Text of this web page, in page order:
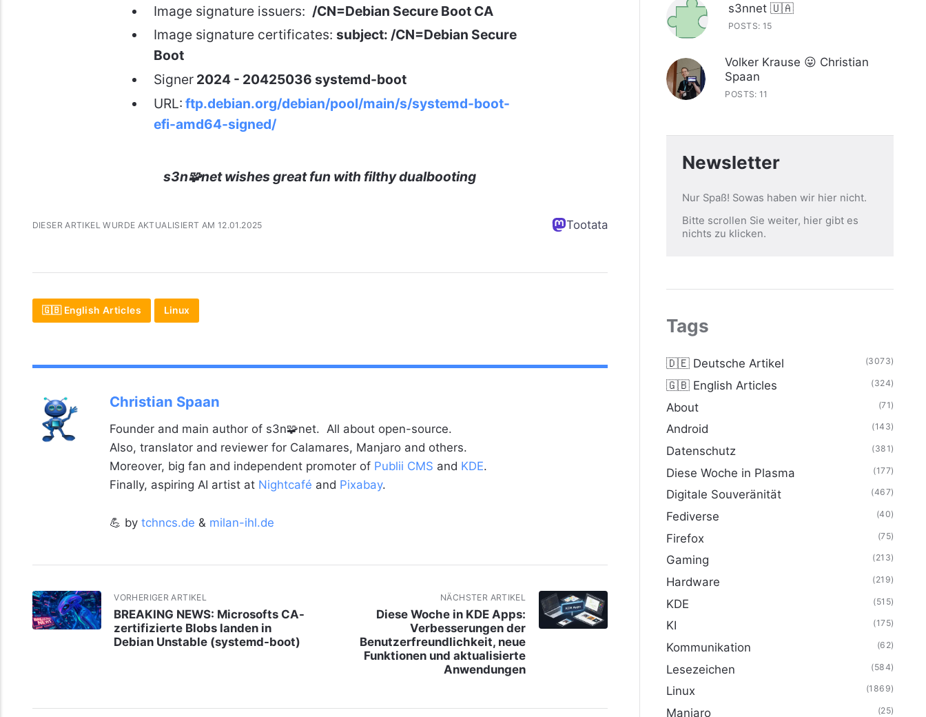
Image signature issuers: /CN=Debian Secure BootCA
Image signature certificates: subject: /CN=Debian Secure
Boot
Signer2024 - 20425036 systemd-boot
URL: ftp.debian.org/debian/pool/main/s/systemd-boot-
efi-amd64-signed/
s3n🧩net wishes great fun with filthy dualbooting
DIESER ARTIKEL WURDE AKTUALISIERT AM 12.01.2025 Tootata
🇬🇧 English Articles Linux
Christian Spaan
Founder and main author of s3n🧩net. All about open-source.
Also, translator and reviewer for Calamares, Manjaro and others.
Moreover, big fan and independent promoter of Publii CMS and KDE.
Finally, aspiring AI artist at Nightcafé and Pixabay.
💪 by tchncs.de & milan-ihl.de
VORHERIGER ARTIKEL
BREAKING NEWS: Microsofts CA-
zertifizierte Blobs landen in
Debian Unstable (systemd-boot)
NÄCHSTER ARTIKEL
Diese Woche in KDE Apps:
Verbesserungen der
Benutzerfreundlichkeit, neue
Funktionen und aktualisierte
Anwendungen
s3nnet 🇺🇦
POSTS: 15
Volker Krause 😛 Christian
Spaan
POSTS: 11
Newsletter
Nur Spaß! Sowas haben wir hier nicht.
Bitte scrollen Sie weiter, hier gibt es
nichts zu klicken.
Tags
🇩🇪 Deutsche Artikel (3073)
🇬🇧 English Articles (324)
About (71)
Android (143)
Datenschutz (381)
Diese Woche in Plasma (177)
Digitale Souveränität (467)
Fediverse (40)
Firefox (75)
Gaming (213)
Hardware (219)
KDE (515)
KI (175)
Kommunikation (62)
Lesezeichen (584)
Linux (1869)
Manjaro (25)